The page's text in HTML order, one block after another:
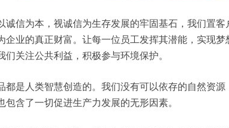
信为本，视诚信为生存发展的牢固基石，我们置
业的真正财富。让每一位员工发挥其潜能，实现
关注公共利益，积极参与环境保护。
是人类智慧创造的。我们没有可以依存的自然资
含了一切促进生产力发展的无形因素。